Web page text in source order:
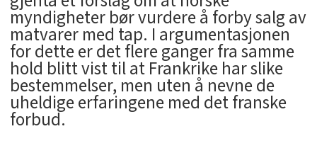
myndigheter bør vurdere å forby salg av
matvarer med tap. I argumentasjonen
for dette er det flere ganger fra samme
hold blitt vist til at Frankrike har slike
bestemmelser, men uten å nevne de
uheldige erfaringene med det franske
forbud.